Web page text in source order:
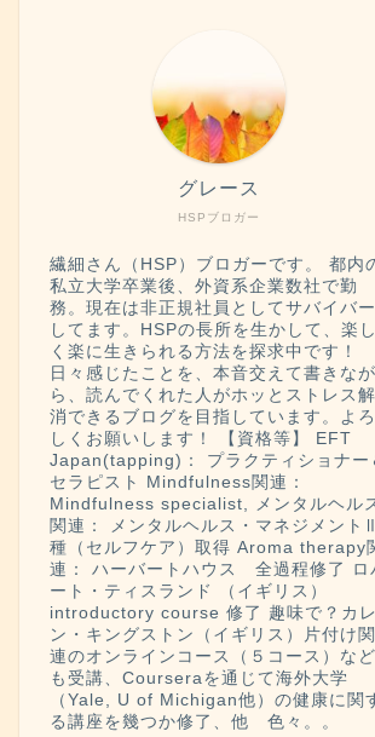
HSPブロガー
グレース
繊細さん（HSP）ブロガーです。 都内
私立大学卒業後、外資系企業数社で勤
務。現在は非正規社員としてサバイバー
してます。HSPの長所を生かして、楽し
く楽に生きられる方法を探求中です！
日々感じたことを、本音交えて書きなが
ら、読んでくれた人がホッとストレス解
消できるブログを目指しています。よろ
しくお願いします！ 【資格等】 EFT
Japan(tapping)： プラクティショナー
セラピスト Mindfulness関連：
Mindfulness specialist, メンタルヘル
関連： メンタルヘルス・マネジメントⅢ
種（セルフケア）取得 Aroma therapy
連： ハーバートハウス 全過程修了 ロ
ート・ティスランド （イギリス）
introductory course 修了 趣味で？カレ
ン・キングストン（イギリス）片付け関
連のオンラインコース（５コース）など
も受講、Courseraを通じて海外大学
（Yale, U of Michigan他）の健康に関
る講座を幾つか修了、他 色々。。